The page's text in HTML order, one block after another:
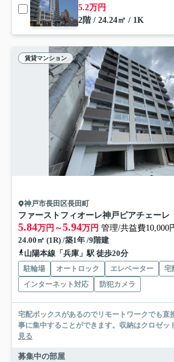
5.2万円
2階 / 24.24㎡ / 1K
賃貸マンション
神戸市長田区長田町
ファーストフィオーレ神戸ピアチェーレ
5.84万円～5.94万円 管理/共益費10,000
24.00㎡ (1R) /築1年 /9階建
山陽本線「兵庫」駅 徒歩20分
駐輪場 オートロック エレベーター
宅
インターネット対応
防犯カメラ
宅配ボックスがあるのでリモートワークでも直
事に集中することができます。収納はクロゼッ
見る
募集中の部屋